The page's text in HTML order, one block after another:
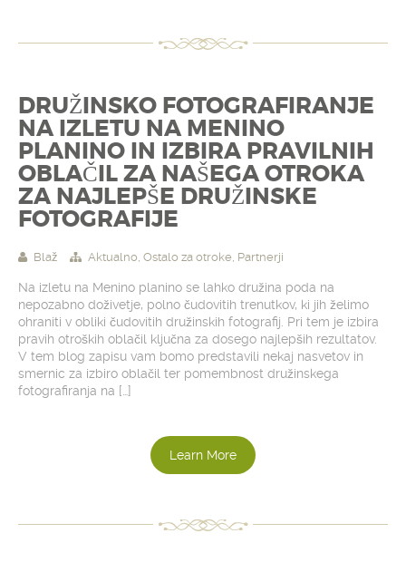
DRUŽINSKO FOTOGRAFIRANJE
NA IZLETU NA MENINO
PLANINO IN IZBIRA PRAVILNIH
OBLAČIL ZA NAŠEGA OTROKA
ZA NAJLEPŠE DRUŽINSKE
FOTOGRAFIJE
Blaž Aktualno, Ostalo za otroke, Partnerji
Na izletu na Menino planino se lahko družina poda na
nepozabno doživetje, polno čudovitih trenutkov, ki jih želimo
ohraniti v obliki čudovitih družinskih fotografij. Pri tem je izbira
pravih otroških oblačil ključna za dosego najlepših rezultatov.
V tem blog zapisu vam bomo predstavili nekaj nasvetov in
smernic za izbiro oblačil ter pomembnost družinskega
fotografiranja na […]
Learn More